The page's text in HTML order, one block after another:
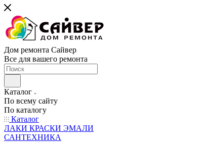
Дом ремонта Сайвер
Все для вашего ремонта
Каталог
По всему сайту
По каталогу
Каталог
ЛАКИ КРАСКИ ЭМАЛИ
САНТЕХНИКА